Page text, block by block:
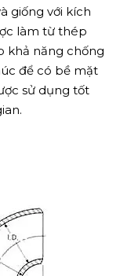
giống với kích
làm từ thép
khả năng chống
để có bề mặt
sử dụng tốt